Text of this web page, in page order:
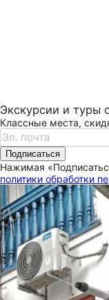
Экскурсии и туры
Классные места,
Подписаться
Нажимая
политики обработки